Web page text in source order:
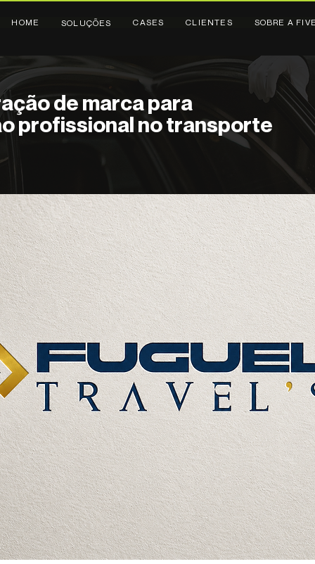
HOME SOLUÇÕES CASES CLIENTES SOBRE A
de marca para
profissional no transporte